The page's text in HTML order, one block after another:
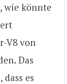
wie könnte
V8 von
Das
es